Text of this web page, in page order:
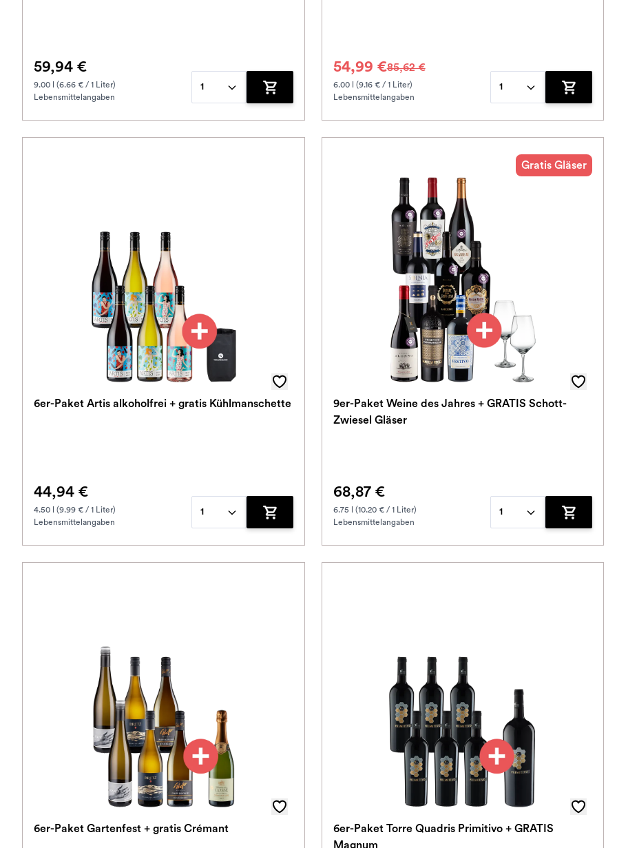
59,94 €
9.00 l (6.66 € / 1 Liter)
Lebensmittelangaben
1
Zum Warenkorb hinzufügen
54,99 €85,62 €
6.00 l (9.16 € / 1 Liter)
Lebensmittelangaben
1
Zum
6er-Paket Artis alkoholfrei + gratis Kühlmanschette
44,94 €
4.50 l (9.99 € / 1 Liter)
Lebensmittelangaben
1
Zum Warenkorb hinzufügen
Gratis Gläser
9er-Paket Weine des Jahres + GRATIS Schott-
Zwiesel Gläser
68,87 €
6.75 l (10.20 € / 1 Liter)
Lebensmittelangaben
1
Zum
6er-Paket Gartenfest + gratis Crémant
6er-Paket Torre Quadris Primitivo + GRATIS
Magnum